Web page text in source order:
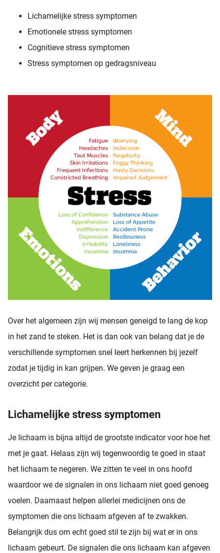
Lichamelijke stress symptomen
Emotionele stress symptomen
Cognitieve stress symptomen
Stress symptomen op gedragsniveau
Over het algemeen zijn wij mensen geneigd te lang de kop
in het zand te steken. Het is dan ook van belang dat je de
verschillende symptomen snel leert herkennen bij jezelf
zodat je tijdig in kan grijpen. We geven je graag een
overzicht per categorie.
Lichamelijke stress symptomen
Je lichaam is bijna altijd de grootste indicator voor hoe het
met je gaat. Helaas zijn wij tegenwoordig te goed in staat
het lichaam te negeren. We zitten te veel in ons hoofd
waardoor we de signalen in ons lichaam niet goed genoeg
voelen. Daarnaast helpen allerlei medicijnen ons de
symptomen die ons lichaam afgeven af te zwakken.
Belangrijk dus om echt goed stil te zijn bij wat er in ons
lichaam gebeurt. De signalen die ons lichaam kan afgeven